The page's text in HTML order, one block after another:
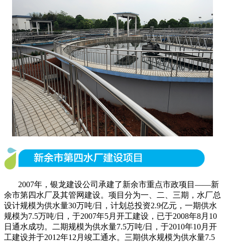
2007年，银龙建设公司承建了新余市重点市政项目——新
余市第四水厂及其管网建设。项目分为一、二、三期，水厂总
设计规模为供水量30万吨/日，计划总投资2.9亿元，一期供水
规模为7.5万吨/日，于2007年5月开工建设，已于2008年8月10
日通水成功。二期规模为供水量7.5万吨/日，于2010年10月开
工建设并于2012年12月竣工通水。三期供水规模为供水量7.5